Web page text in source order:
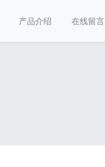
产品介绍 在线留言